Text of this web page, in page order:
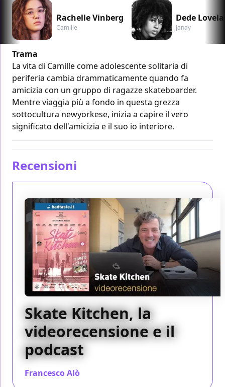
Rachelle Vinberg
Camille
Dede
Janay
Trama
La vita di Camille come adolescente solitaria di
periferia cambia drammaticamente quando fa
amicizia con un gruppo di ragazze skateboarder.
Mentre viaggia più a fondo in questa grezza
sottocultura newyorkese, inizia a capire il vero
significato dell'amicizia e il suo io interiore.
Recensioni
Skate Kitchen, la
videorecensione e il
podcast
Francesco Alò